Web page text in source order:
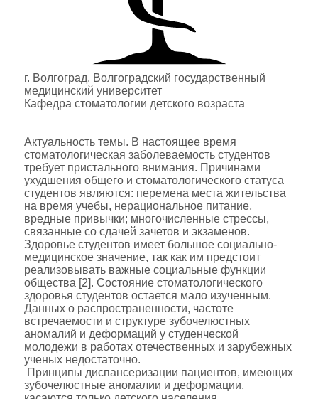
г. Волгоград. Волгоградский государственный
медицинский университет
Кафедра стоматологии детского возраста
Актуальность темы. В настоящее время
стоматологическая заболеваемость студентов
требует пристального внимания. Причинами
ухудшения общего и стоматологического статуса
студентов являются: перемена места жительства
на время учебы, нерациональное питание,
вредные привычки; многочисленные стрессы,
связанные со сдачей зачетов и экзаменов.
Здоровье студентов имеет большое социально-
медицинское значение, так как им предстоит
реализовывать важные социальные функции
общества [2]. Состояние стоматологического
здоровья студентов остается мало изученным.
Данных о распространенности, частоте
встречаемости и структуре зубочелюстных
аномалий и деформаций у студенческой
молодежи в работах отечественных и зарубежных
ученых недостаточно.
Принципы диспансеризации пациентов, имеющих
зубочелюстные аномалии и деформации,